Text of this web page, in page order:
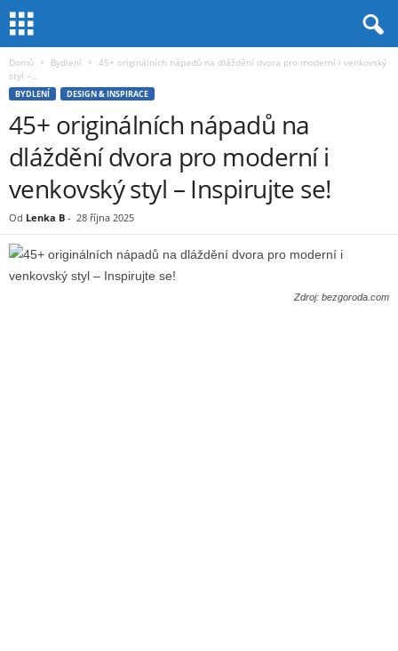
Domů Bydlení
45+ originálních nápadů na dláždění dvora pro moderní i venkovský
styl –...
BYDLENÍ DESIGN & INSPIRACE
45+ originálních nápadů na
dláždění dvora pro moderní i
venkovský styl – Inspirujte se!
Od Lenka B - 28 října 2025
Zdroj: bezgoroda.com